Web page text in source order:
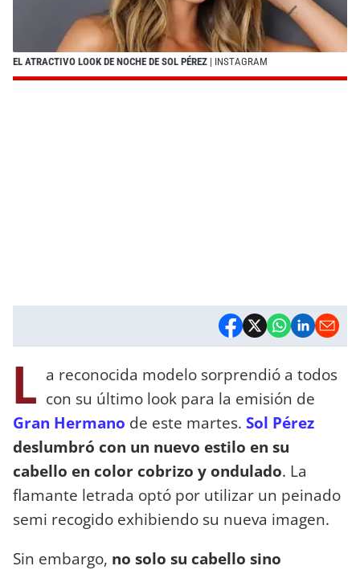
EL ATRACTIVO LOOK DE NOCHE DE SOL PÉREZ | INSTAGRAM
L a reconocida modelo sorprendió a todos
con su último look para la emisión de
Gran Hermano de este martes. Sol Pérez
deslumbró con un nuevo estilo en su
cabello en color cobrizo y ondulado. La
flamante letrada optó por utilizar un peinado
semi recogido exhibiendo su nueva imagen.
Sin embargo, no solo su cabello sino